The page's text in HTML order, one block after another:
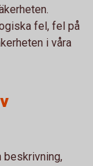
fel, fel på
i våra
beskrivning,